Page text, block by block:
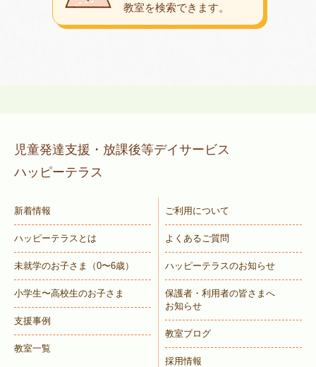
教室を検索できます。
児童発達支援・放課後等デイサービス
ハッピーテラス
新着情報
ハッピーテラスとは
未就学のお子さま （0〜6歳）
小学生〜高校生のお子さま
支援事例
教室一覧
ご利用について
よくあるご質問
ハッピーテラスのお知らせ
保護者・利用者の皆さまへ
お知らせ
教室ブログ
採用情報